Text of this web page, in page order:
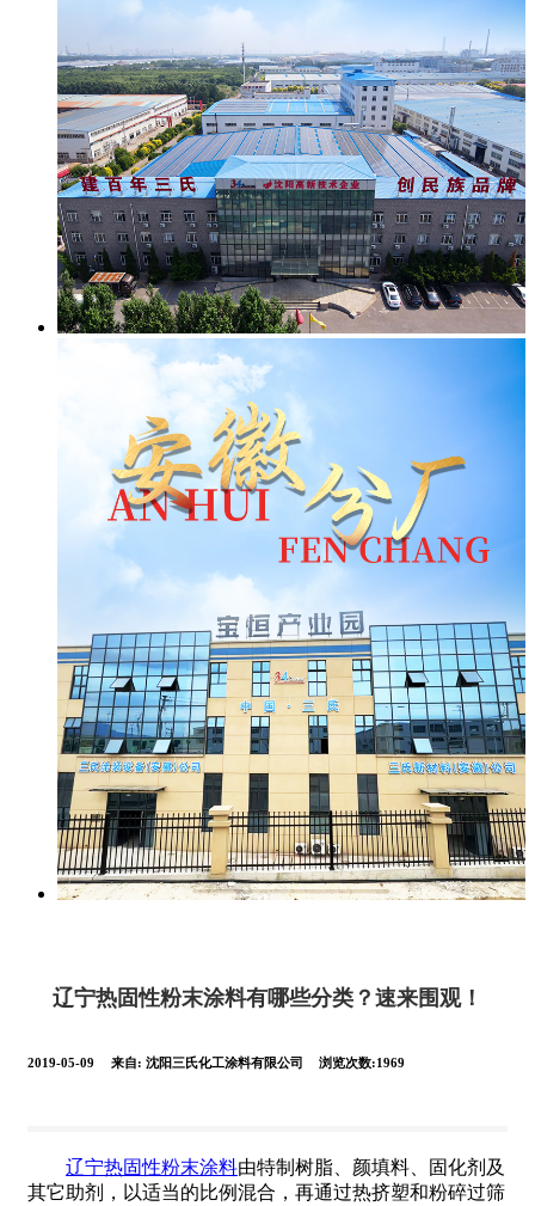
辽宁热固性粉末涂料有哪些分类？速来围观！
2019-05-09 来自: 沈阳三氏化工涂料有限公司 浏览次数:1969
辽宁热固性粉末涂料由特制树脂、颜填料、固化剂及
其它助剂，以适当的比例混合，再通过热挤塑和粉碎过筛